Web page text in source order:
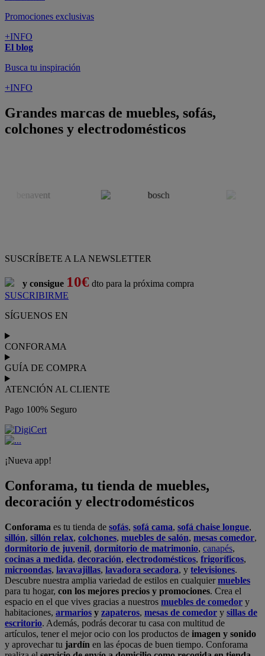
Promociones exclusivas
+INFO
El blog
Busca tu inspiración
+INFO
Grandes marcas de muebles, sofás,
colchones y electrodomésticos
SUSCRÍBETE A LA NEWSLETTER
y consigue 10€ dto para la próxima compra
SUSCRIBIRME
SÍGUENOS EN
CONFORAMA
GUÍA DE COMPRA
ATENCIÓN AL CLIENTE
Pago 100% Seguro
¡Nueva app!
Conforama, tu tienda de muebles,
decoración y electrodomésticos
Conforama es tu tienda de sofás, sofá cama, sofá chaise longue,
sillón, sillón relax, colchones, muebles de salón, mesas comedor,
dormitorio de juvenil, dormitorio de matrimonio, canapés,
cocinas a medida, decoración, electrodomésticos, frigoríficos,
microondas, lavavajillas, lavadora secadora, y televisiones.
Descubre nuestra amplia variedad de estilos en cualquiermuebles
para tu hogar, con los mejores precios y promociones. Crea el
espacio en el que vives gracias a nuestros muebles de comedor y
habitaciones, armarios y zapateros, mesas de comedor y sillas de
escritorio. Además, podrás decorar tu casa con multitud de
artículos, tener el mejor ocio con los productos de imagen y sonido
y aprovechar tu jardín en las épocas de buen tiempo. Conforama